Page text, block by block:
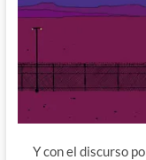
Y con el discurso